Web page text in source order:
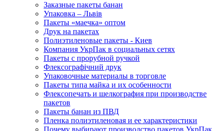
Заказные пакеты банан
Упаковка – Львів
Пакеты «маечка» оптом
Друк на пакетах
Полиэтиленовые пакеты - Киев
Компания УкрПак в социальных сетях
Пакеты с прорубной ручкой
Флексографічний друк
Упаковочные материалы в торговле
Пакеты типа майка и их особенности
Флексопечать и шелкография при производстве
пакетов
Пакеты банан из ПВД
Пленка полиэтиленовая и ее характеристики
Почему выбирают производство пакетов УкрПак